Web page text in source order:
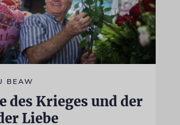
BEAW
des Krieges und der
Liebe